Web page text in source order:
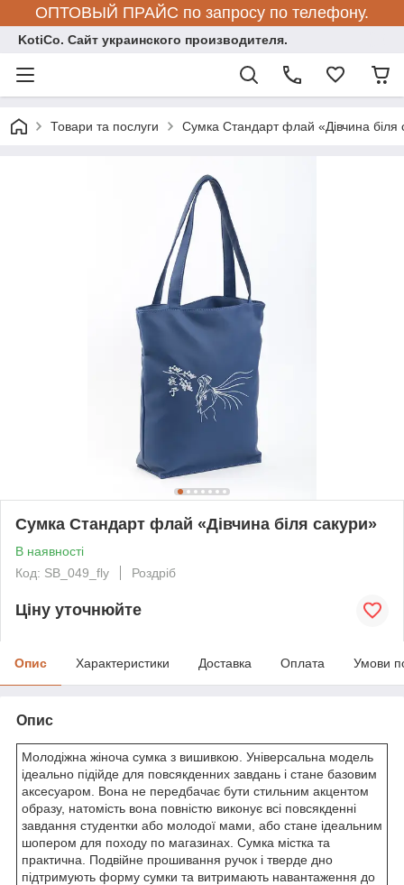
ОПТОВЫЙ ПРАЙС по запросу по телефону.
KotiCo. Сайт украинского производителя.
Товари та послуги Сумка Стандарт флай «Дівчина біля
Сумка Стандарт флай «Дівчина біля сакури»
В наявності
Код: SB_049_fly
Роздріб
Ціну уточнюйте
Опис Характеристики Доставка Оплата Умови
Опис
Молодіжна жіноча сумка з вишивкою. Універсальна модель
ідеально підійде для повсякденних завдань і стане базовим
аксесуаром. Вона не передбачає бути стильним акцентом
образу, натомість вона повністю виконує всі повсякденні
завдання студентки або молодої мами, або стане ідеальним
шопером для походу по магазинах. Сумка містка та
практична. Подвійне прошивання ручок і тверде дно
підтримують форму сумки та витримають навантаження до